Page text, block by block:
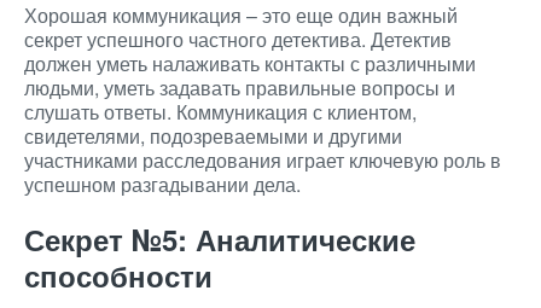
Хорошая коммуникация – это еще один важный
секрет успешного частного детектива. Детектив
должен уметь налаживать контакты с различными
людьми, уметь задавать правильные вопросы и
слушать ответы. Коммуникация с клиентом,
свидетелями, подозреваемыми и другими
участниками расследования играет ключевую роль в
успешном разгадывании дела.
Секрет №5: Аналитические
способности